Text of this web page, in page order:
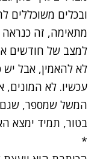
ובכלים משוכללים
מתאימה, זה
למצב של חודשים
לא להאמין, אבל
עכשיו. לא המונים,
המשל שמספר, שגם
בטור, תמיד ימצא
*